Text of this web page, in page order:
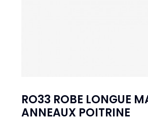
RO33 ROBE LONGUE
ANNEAUX POITRINE